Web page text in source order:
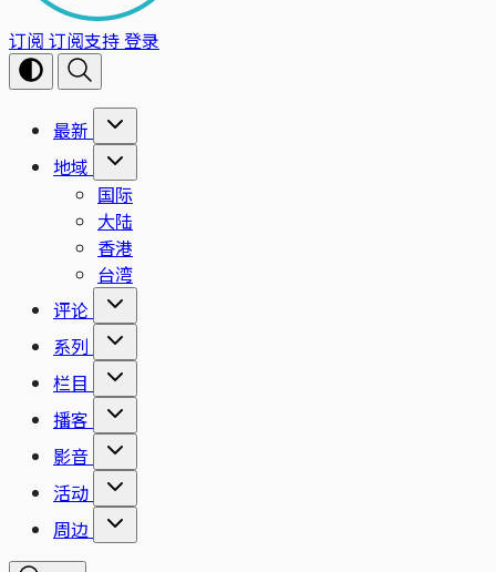
订阅 订阅支持登录
最新
地域
国际
大陆
香港
台湾
评论
系列
栏目
播客
影音
活动
周边